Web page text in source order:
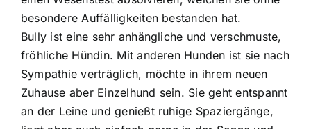
besondere Auffälligkeiten bestanden hat.
Bully ist eine sehr anhängliche und verschmuste,
fröhliche Hündin. Mit anderen Hunden ist sie nach
Sympathie verträglich, möchte in ihrem neuen
Zuhause aber Einzelhund sein. Sie geht entspannt
an der Leine und genießt ruhige Spaziergänge,